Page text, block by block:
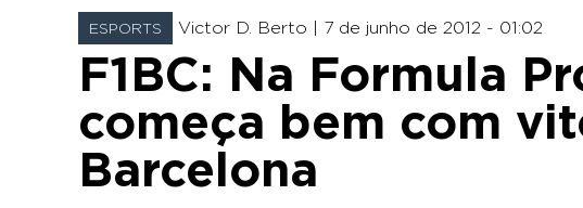
ESPORTS Victor D. Berto | 7 de junho de 2012 - 01:02
F1BC: Na Formula
começa bem com
Barcelona